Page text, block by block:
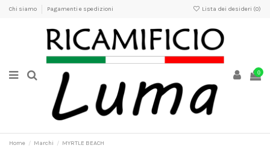
Chi siamo Pagamenti e spedizioni Lista dei desideri (0)
0
Home Marchi MYRTLE BEACH